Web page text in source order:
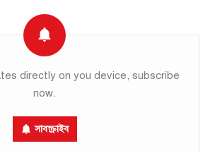
directly on you device, subscribe
now.
সাবস্ক্রাইব